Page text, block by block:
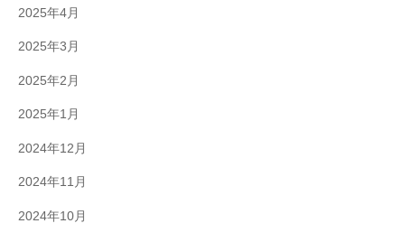
2025年4月
2025年3月
2025年2月
2025年1月
2024年12月
2024年11月
2024年10月